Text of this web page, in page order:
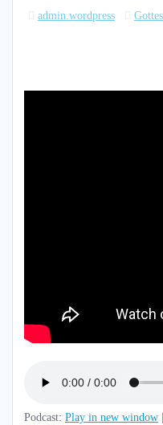
admin.wordpress
Podcast: Play in new window